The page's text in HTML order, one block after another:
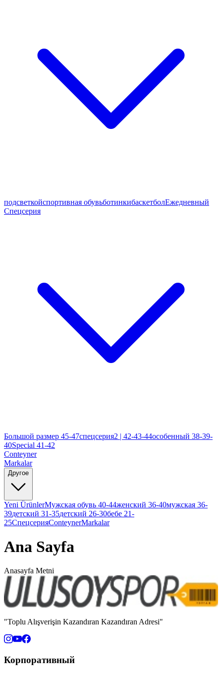
подсветкойспортивная обувьботинкибаскетболЕжедневный
Спецсерия
Большой размер 45-47спецсерия2 | 42-43-44особенный 38-39-
40Special 41-42
Conteyner
Markalar
Другое
Yeni ÜrünlerМужская обувь 40-44женский 36-40мужская 36-
39детский 31-35детский 26-30бебе 21-
25СпецсерияConteynerMarkalar
Ana Sayfa
Anasayfa Metni
"Toplu Alışverişin Kazandıran Kazandıran Adresi"
Корпоративный